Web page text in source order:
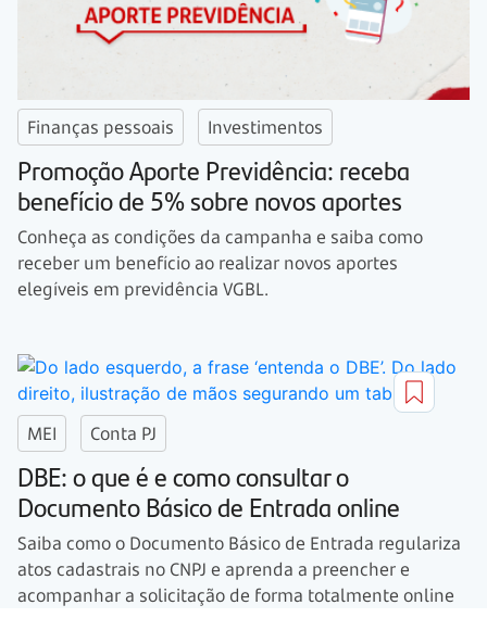
Finanças pessoais Investimentos
Promoção Aporte Previdência: receba
benefício de 5% sobre novos aportes
Conheça as condições da campanha e saiba como
receber um benefício ao realizar novos aportes
elegíveis em previdência VGBL.
MEI Conta PJ
DBE: o que é e como consultar o
Documento Básico de Entrada online
Saiba como o Documento Básico de Entrada regulariza
atos cadastrais no CNPJ e aprenda a preencher e
acompanhar a solicitação de forma totalmente online